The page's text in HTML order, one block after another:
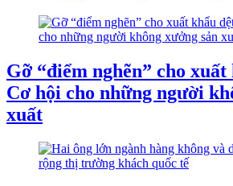
Gỡ “điểm nghẽn” cho
Cơ hội cho những người
xuất